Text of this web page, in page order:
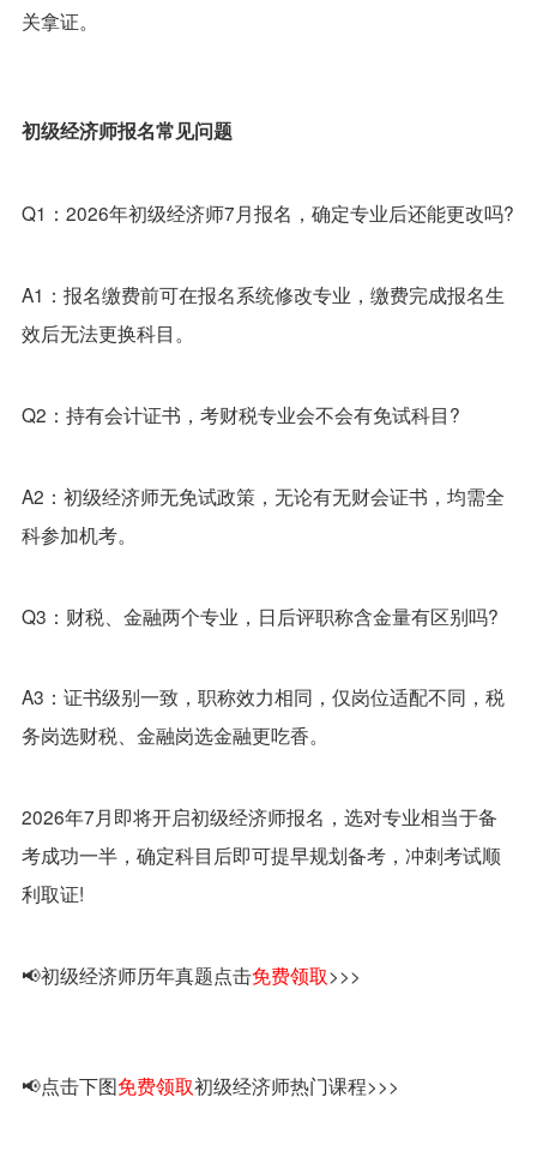
关拿证。
初级经济师报名常见问题
Q1：2026年初级经济师7月报名，确定专业后还能更改吗?
A1：报名缴费前可在报名系统修改专业，缴费完成报名生
效后无法更换科目。
Q2：持有会计证书，考财税专业会不会有免试科目?
A2：初级经济师无免试政策，无论有无财会证书，均需全
科参加机考。
Q3：财税、金融两个专业，日后评职称含金量有区别吗?
A3：证书级别一致，职称效力相同，仅岗位适配不同，税
务岗选财税、金融岗选金融更吃香。
2026年7月即将开启初级经济师报名，选对专业相当于备
考成功一半，确定科目后即可提早规划备考，冲刺考试顺
利取证!
📢初级经济师历年真题点击免费领取>>>
📢点击下图免费领取初级经济师热门课程>>>